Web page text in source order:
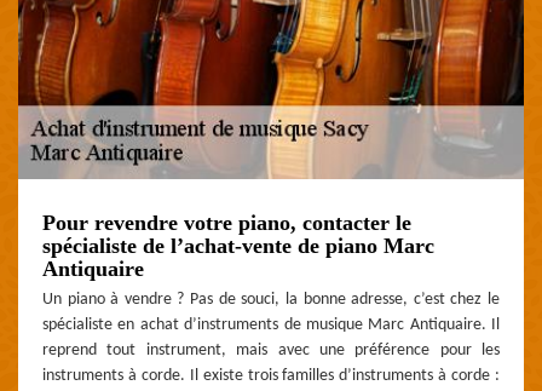
Pour revendre votre piano, contacter le
spécialiste de l’achat-vente de piano Marc
Antiquaire
Un piano à vendre ? Pas de souci, la bonne adresse, c’est chez le
spécialiste en achat d’instruments de musique Marc Antiquaire. Il
reprend tout instrument, mais avec une préférence pour les
instruments à corde. Il existe trois familles d’instruments à corde :